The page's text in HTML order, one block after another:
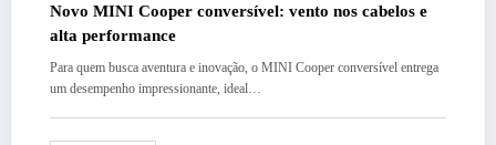
Novo MINI Cooper conversível: vento nos cabelos e
alta performance
Para quem busca aventura e inovação, o MINI Cooper conversível entrega
um desempenho impressionante, ideal…